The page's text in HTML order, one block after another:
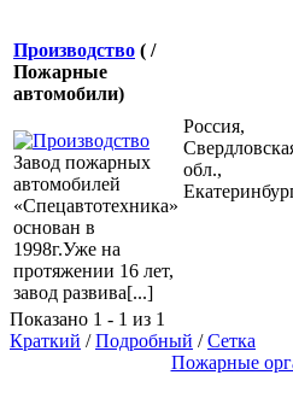
Производство ( /
Пожарные
автомобили)
Завод пожарных
автомобилей
«Спецавтотехника»
основан в
1998г.Уже на
протяжении 16 лет,
завод развива[...]
Россия,
обл.,
Показано 1 - 1 из 1
Краткий /Подробный /Сетка
Пожарные